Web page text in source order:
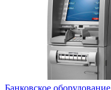
Банковское оборудование